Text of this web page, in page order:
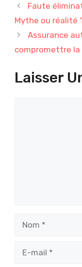
Faute
Mythe ou réalité
Assurance
compromettre la
Laisser